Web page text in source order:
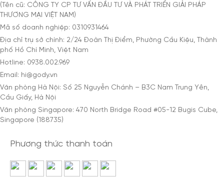
(Tên cũ: CÔNG TY CP TƯ VẤN ĐẦU TƯ VÀ PHÁT TRIỂN GIẢI PHÁP
THƯƠNG MẠI VIỆT NAM)
Mã số doanh nghiệp: 0310931464
Địa chỉ trụ sở chính: 2/24 Đoàn Thị Điểm, Phường Cầu Kiệu, Thành
phố Hồ Chí Minh, Việt Nam
Hotline: 0938.002.969
Email: hi@gody.vn
Văn phòng Hà Nội: Số 25 Nguyễn Chánh – B3C Nam Trung Yên,
Cầu Giấy, Hà Nội
Văn phòng Singapore: 470 North Bridge Road #05-12 Bugis Cube,
Singapore (188735)
Phương thức thanh toán